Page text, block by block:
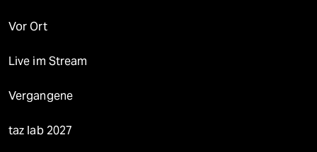
Vor Ort
Live im Stream
Vergangene
taz lab 2027